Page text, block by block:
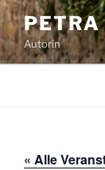
Zum
Inhalt
springen
PETRA
Autorin
« Alle